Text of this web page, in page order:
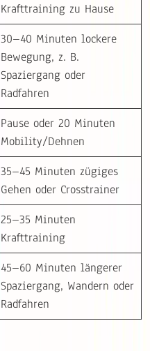
Krafttraining zu Hause
30–40 Minuten lockere
Bewegung, z. B.
Spaziergang oder
Radfahren
Pause oder 20 Minuten
Mobility/Dehnen
35–45 Minuten zügiges
Gehen oder Crosstrainer
25–35 Minuten
Krafttraining
45–60 Minuten längerer
Spaziergang, Wandern oder
Radfahren